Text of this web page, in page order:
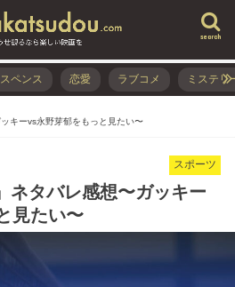
search
ペンス 恋愛 ラブコメ ミステリ
キーvs永野芽郁をもっと見たい〜
スポーツ
ネタバレ感想〜ガッキー
見たい〜